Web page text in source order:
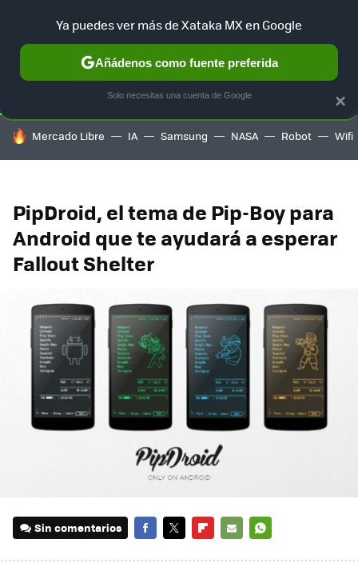
SELECCIÓN GAMING HOME AUTO TERRITORIO
HOY SE HABLA DE
Mercado Libre IA Samsung NASA Robot Wifi
PipDroid, el tema de Pip-Boy para
Android que te ayudará a esperar
Fallout Shelter
Sin comentarios
×
Ya puedes ver más de Xataka MX en Google
Añádenos como fuente preferida
Solo necesitas una cuenta de Google